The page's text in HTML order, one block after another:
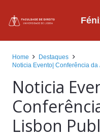
Home
Destaques
Noticia Evento| Conferência
Noticia
Lisbon